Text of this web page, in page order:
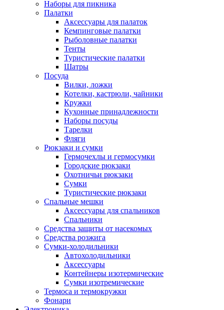
Наборы для пикника
Палатки
Аксессуары для палаток
Кемпинговые палатки
Рыболовные палатки
Тенты
Туристические палатки
Шатры
Посуда
Вилки, ложки
Котелки, кастрюли, чайники
Кружки
Кухонные принадлежности
Наборы посуды
Тарелки
Фляги
Рюкзаки и сумки
Гермочехлы и гермосумки
Городские рюкзаки
Охотничьи рюкзаки
Сумки
Туристические рюкзаки
Спальные мешки
Аксессуары для спальников
Спальники
Средства защиты от насекомых
Средства розжига
Сумки-холодильники
Автохолодильники
Аксессуары
Контейнеры изотермические
Сумки изотремические
Термоса и термокружки
Фонари